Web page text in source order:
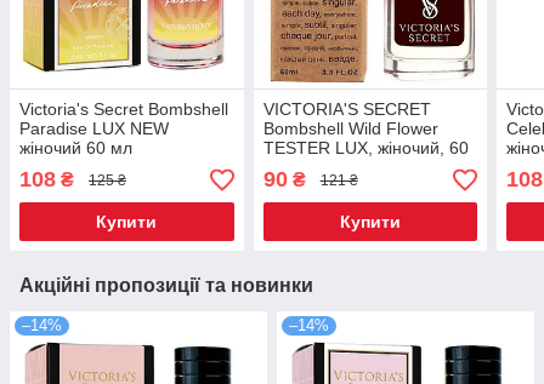
Victoria's Secret Bombshell
Paradise LUX NEW
жіночий 60 мл
108 ₴ 125 ₴
Купити
VICTORIA'S SECRET
Bombshell Wild Flower
TESTER LUX, жіночий, 60
мл
90₴ 121 ₴
Купити
108
Акційні пропозиції та новинки
–14% –14%